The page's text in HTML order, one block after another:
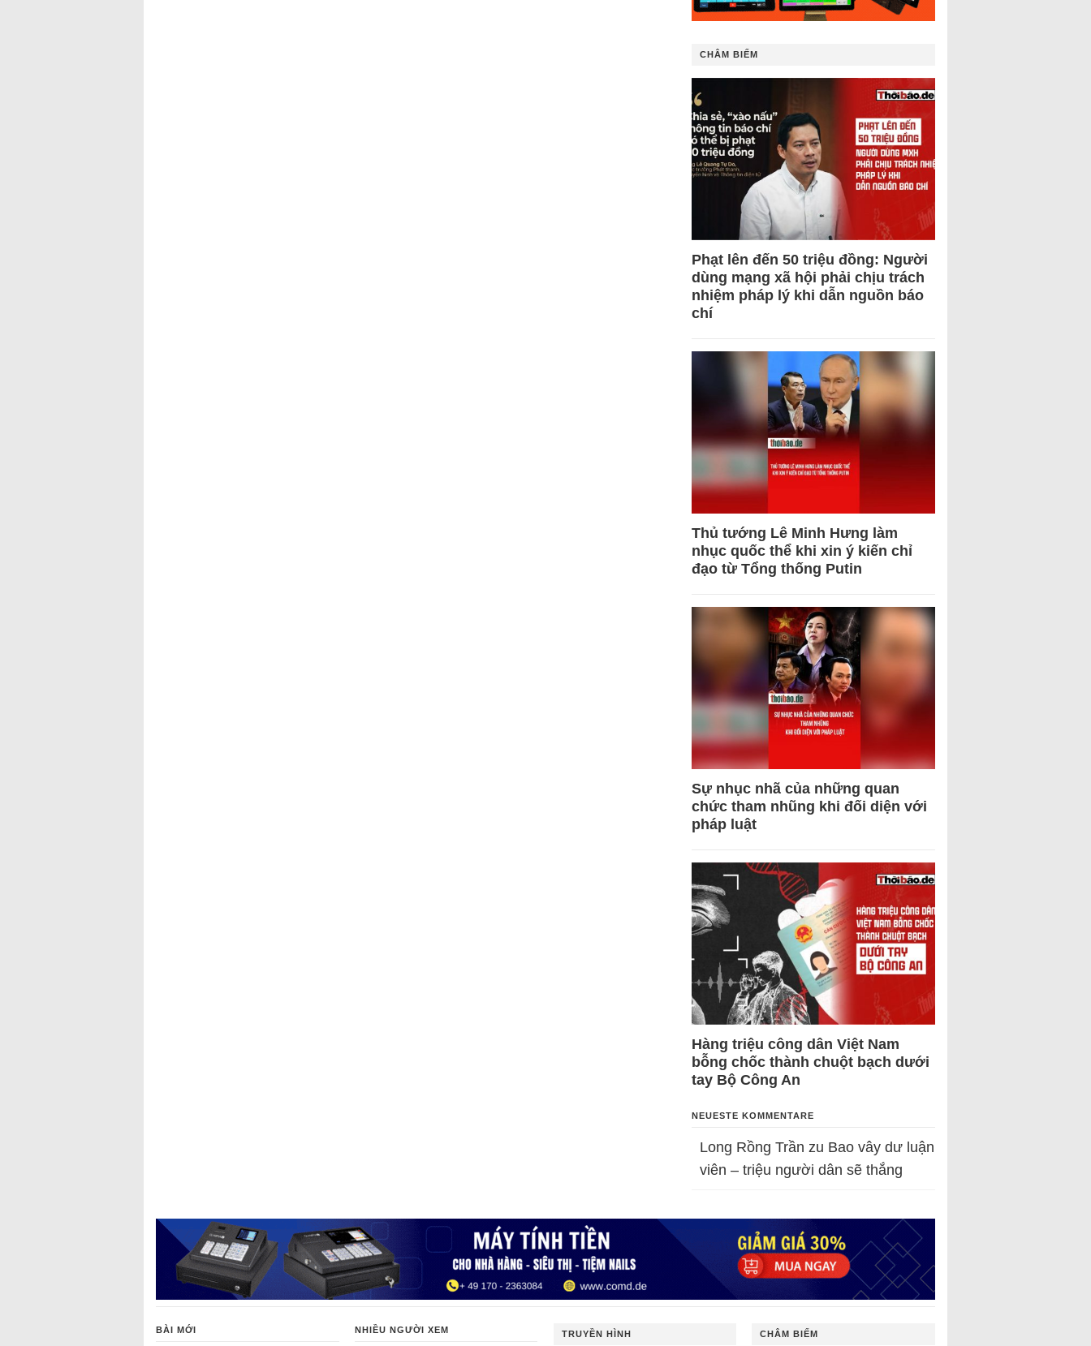
CHÂM BIẾM
Phạt lên đến 50 triệu đồng: Người
dùng mạng xã hội phải chịu trách
nhiệm pháp lý khi dẫn nguồn báo
chí
Thủ tướng Lê Minh Hưng làm
nhục quốc thể khi xin ý kiến chỉ
đạo từ Tổng thống Putin
Sự nhục nhã của những quan
chức tham nhũng khi đối diện với
pháp luật
Hàng triệu công dân Việt Nam
bỗng chốc thành chuột bạch dưới
tay Bộ Công An
NEUESTE KOMMENTARE
Long Rồng Trần zu Bao vây dư luận
viên – triệu người dân sẽ thắng
BÀI MỚI NHIỀU NGƯỜI XEM TRUYỀN HÌNH CHÂM BIẾM